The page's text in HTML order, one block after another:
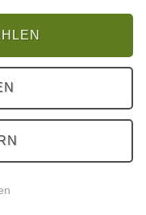
fügen Sie im
Ihres Spots bei